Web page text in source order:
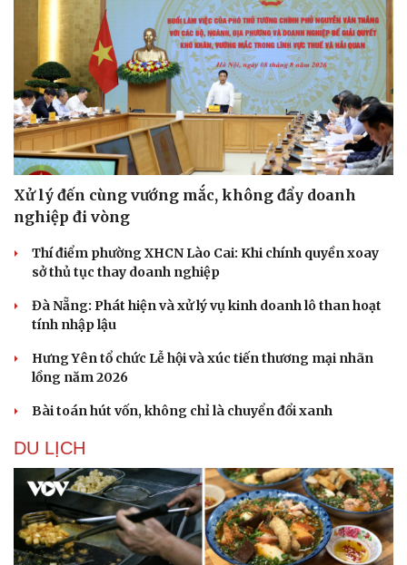
Xử lý đến cùng vướng mắc, không đẩy doanh
nghiệp đi vòng
Thí điểm phường XHCN Lào Cai: Khi chính quyền xoay
sở thủ tục thay doanh nghiệp
Đà Nẵng: Phát hiện và xử lý vụ kinh doanh lô than hoạt
tính nhập lậu
Hưng Yên tổ chức Lễ hội và xúc tiến thương mại nhãn
lồng năm 2026
Bài toán hút vốn, không chỉ là chuyển đổi xanh
DU LỊCH